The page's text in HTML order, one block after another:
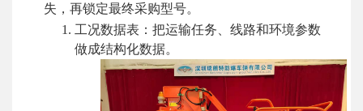
失，再锁定最终采购型号。
工况数据表：把运输任务、线路和环境参数
做成结构化数据。